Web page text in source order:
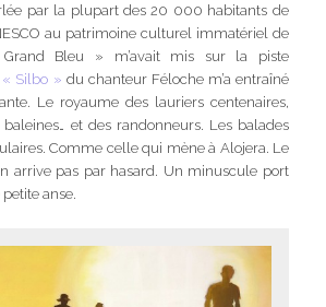
par la plupart des 20 000 habitants de
au patrimoine culturel immatériel de
Grand Bleu » m’avait mis sur la piste
« Silbo » du chanteur Féloche m’a entraîné
Le royaume des lauriers centenaires,
et des randonneurs. Les balades
Comme celle qui mène à Alojera. Le
arrive pas par hasard. Un minuscule port
anse.